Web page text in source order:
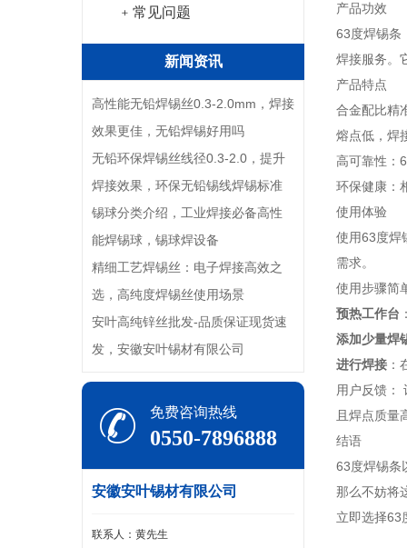
﹢常见问题
新闻资讯
高性能无铅焊锡丝0.3-2.0mm，焊接
效果更佳，无铅焊锡好用吗
无铅环保焊锡丝线径0.3-2.0，提升
焊接效果，环保无铅锡线焊锡标准
锡球分类介绍，工业焊接必备高性
能焊锡球，锡球焊设备
精细工艺焊锡丝：电子焊接高效之
选，高纯度焊锡丝使用场景
安叶高纯锌丝批发-品质保证现货速
发，安徽安叶锡材有限公司
免费咨询热线
0550-7896888
安徽安叶锡材有限公司
联系人：黄先生
产品功效
63度焊锡条
焊接服务。
产品特点
合金配比精
熔点低，焊
高可靠性：
环保健康：
使用体验
使用63度焊
需求。
使用步骤简
预热工作台
添加少量焊
进行焊接
用户反馈：
且焊点质量
结语
63度焊锡条
那么不妨将
立即选择63